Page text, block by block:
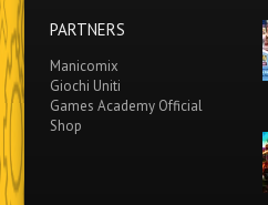
PARTNERS
Manicomix
Giochi Uniti
Games Academy Official
Shop